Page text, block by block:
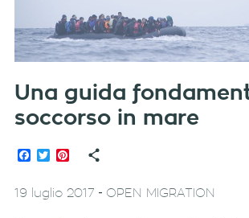
Una guida
soccorso in mare
Facebook
TwitterPinterest
19 luglio 2017 - OPEN MIGRATION